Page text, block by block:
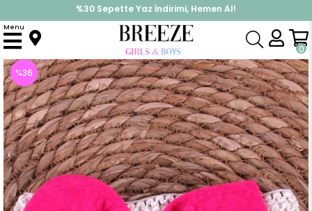
%30 Sepette Yaz İndirimi, Hemen Al!
İndirimlere ek %10 İndirimi Kap, Hemen Üye Ol!
0
Menu
Anasayfa Bandana
%36
İndirim